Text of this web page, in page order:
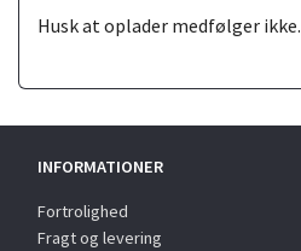
Husk at oplader medfølger ikke.
INFORMATIONER
Fortrolighed
Fragt og levering